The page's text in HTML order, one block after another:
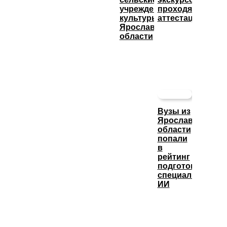
учреждения
культуры
Ярославской
области
проходят
аттестацию
Вузы из
Ярославской
области
попали
в
рейтинг
подготовки
специалистов
ИИ